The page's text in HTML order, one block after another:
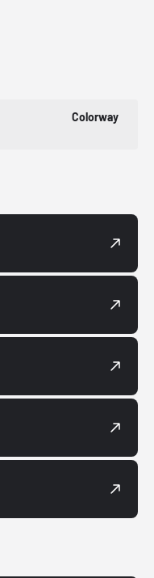
Colorway